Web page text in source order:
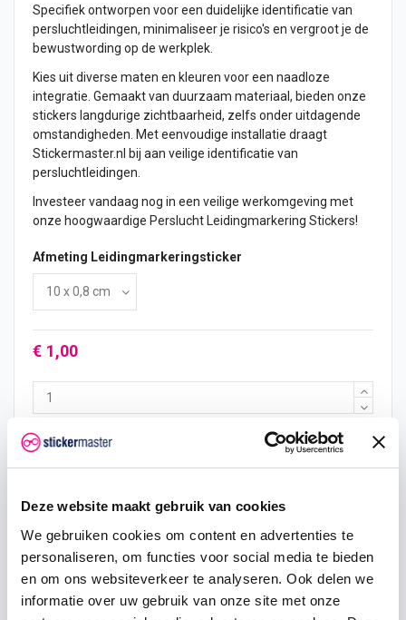
Deze website maakt gebruik van cookies
We gebruiken cookies om content en advertenties te
personaliseren, om functies voor social media te bieden
en om ons websiteverkeer te analyseren. Ook delen we
informatie over uw gebruik van onze site met onze
Specifiek ontworpen voor een duidelijke identificatie van
persluchtleidingen, minimaliseer je risico's en vergroot je de
bewustwording op de werkplek.
Kies uit diverse maten en kleuren voor een naadloze
integratie. Gemaakt van duurzaam materiaal, bieden onze
stickers langdurige zichtbaarheid, zelfs onder uitdagende
omstandigheden. Met eenvoudige installatie draagt
Stickermaster.nl bij aan veilige identificatie van
persluchtleidingen.
Investeer vandaag nog in een veilige werkomgeving met
onze hoogwaardige Perslucht Leidingmarkering Stickers!
Afmeting Leidingmarkeringsticker
€ 1,00
In mijn winkelwagen
Hoeveelheid Eenheid prijs Je bespaart
2
5 € 0,93 € 0,38